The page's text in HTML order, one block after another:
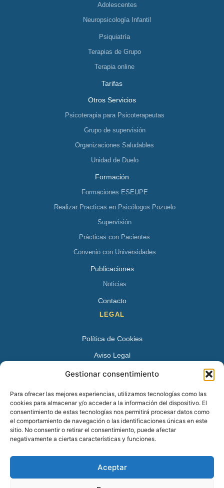
Gestionar consentimiento
Para ofrecer las mejores experiencias, utilizamos tecnologías como las
cookies para almacenar y/o acceder a la información del dispositivo. El
consentimiento de estas tecnologías nos permitirá procesar datos como
el comportamiento de navegación o las identificaciones únicas en este
sitio. No consentir o retirar el consentimiento, puede afectar
negativamente a ciertas características y funciones.
Aceptar
Adolescentes
Neuropsicología Infantil
Psiquiatría
Terapias de Grupo
Terapia online
Tarifas
Otros Servicios
Psicoterapia para Psicoterapeutas
Grupo de supervisión
Organizaciones Saludables
Unidad de Duelo
Formación
Formaciones ESEUPE
Realizar Practicas en Psicólogos Pozuelo
Supervisión
Prácticas con Pacientes
Convenio con Universidades
Publicaciones
Noticias
Contacto
LEGAL
Política de Cookies
Aviso Legal
Política de Privacidad
Avenida Juan XXIII 15 B 28224 – Pozuelo de Alarcón,
Madrid
Tel:+34 913527728
+34 669 83 48 45
info@psicologospozuelo.es